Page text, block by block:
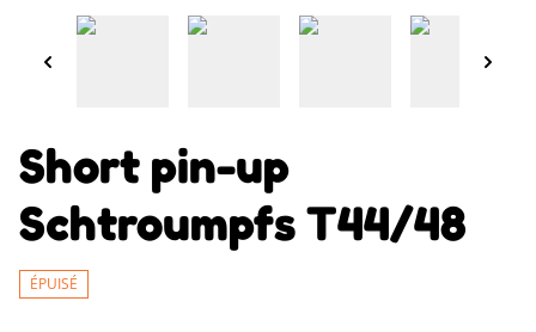
Short pin-up
Schtroumpfs T44/48
ÉPUISÉ